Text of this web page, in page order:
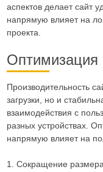
аспектов делает сайт
напрямую влияет на
проекта.
Оптимизация
Производительность
загрузки, но и
взаимодействия с
разных устройствах.
напрямую влияет на
1. Сокращение